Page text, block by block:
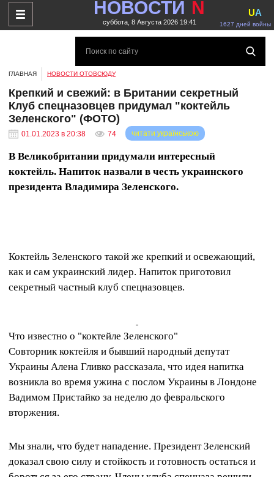
НОВОСТИ N
суббота, 8 Августа 2026 19:41 1627 дней войны
UA
ГЛАВНАЯ НОВОСТИ ОТОВСЮДУ
Крепкий и свежий: в Британии секретный
Клуб спецназовцев придумал "коктейль
Зеленского" (ФОТО)
01.01.2023 в 20:38 74 читати українською
В Великобритании придумали интересный
коктейль. Напиток назвали в честь украинского
президента Владимира Зеленского.
Коктейль Зеленского такой же крепкий и освежающий,
как и сам украинский лидер. Напиток приготовил
секретный частный клуб спецназовцев.
Что известно о "коктейле Зеленского"
Совторник коктейля и бывший народный депутат
Украины Алена Гливко рассказала, что идея напитка
возникла во время ужина с послом Украины в Лондоне
Вадимом Пристайко за неделю до февральского
вторжения.
Мы знали, что будет нападение. Президент Зеленский
доказал свою силу и стойкость и готовность остаться и